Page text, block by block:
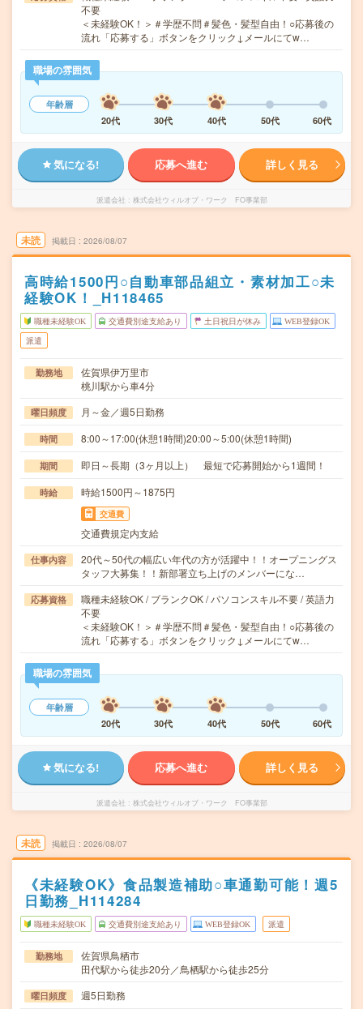
不要
＜未経験OK！＞＃学歴不問＃髪色・髪型自由！○応募後の
流れ「応募する」ボタンをクリック↓メールにてw…
職場の雰囲気
年齢層
20代
30代 40代 50代 60代
気になる! 応募へ進む 詳しく見る
派遣会社 株式会社ウィルオブ・ワーク FO事業部
未読 掲載日 2026/08/07
高時給1500円○自動車部品組立・素材加工○未
経験OK！_H118465
職種未経験OK 交通費別途支給あり 土日祝日が休み WEB登録OK
派遣
勤務地
佐賀県伊万里市
桃川駅から車4分
曜日頻度 月～金／週5日勤務
時間 8:00～17:00(休憩1時間)20:00～5:00(休憩1時間)
期間 即日～長期（3ヶ月以上） 最短で応募開始から1週間！
時給 時給1500円～1875円
交通費
交通費規定内支給
仕事内容
20代～50代の幅広い年代の方が活躍中！！オープニングス
タッフ大募集！！新部署立ち上げのメンバーにな…
応募資格
職種未経験OK / ブランクOK / パソコンスキル不要 / 英語力
不要
＜未経験OK！＞＃学歴不問＃髪色・髪型自由！○応募後の
流れ「応募する」ボタンをクリック↓メールにてw…
職場の雰囲気
年齢層
20代
30代 40代 50代 60代
気になる! 応募へ進む 詳しく見る
派遣会社 株式会社ウィルオブ・ワーク FO事業部
未読 掲載日 2026/08/07
《未経験OK》食品製造補助○車通勤可能！週5
日勤務_H114284
職種未経験OK 交通費別途支給あり WEB登録OK 派遣
勤務地
佐賀県鳥栖市
田代駅から徒歩20分／鳥栖駅から徒歩25分
曜日頻度 週5日勤務